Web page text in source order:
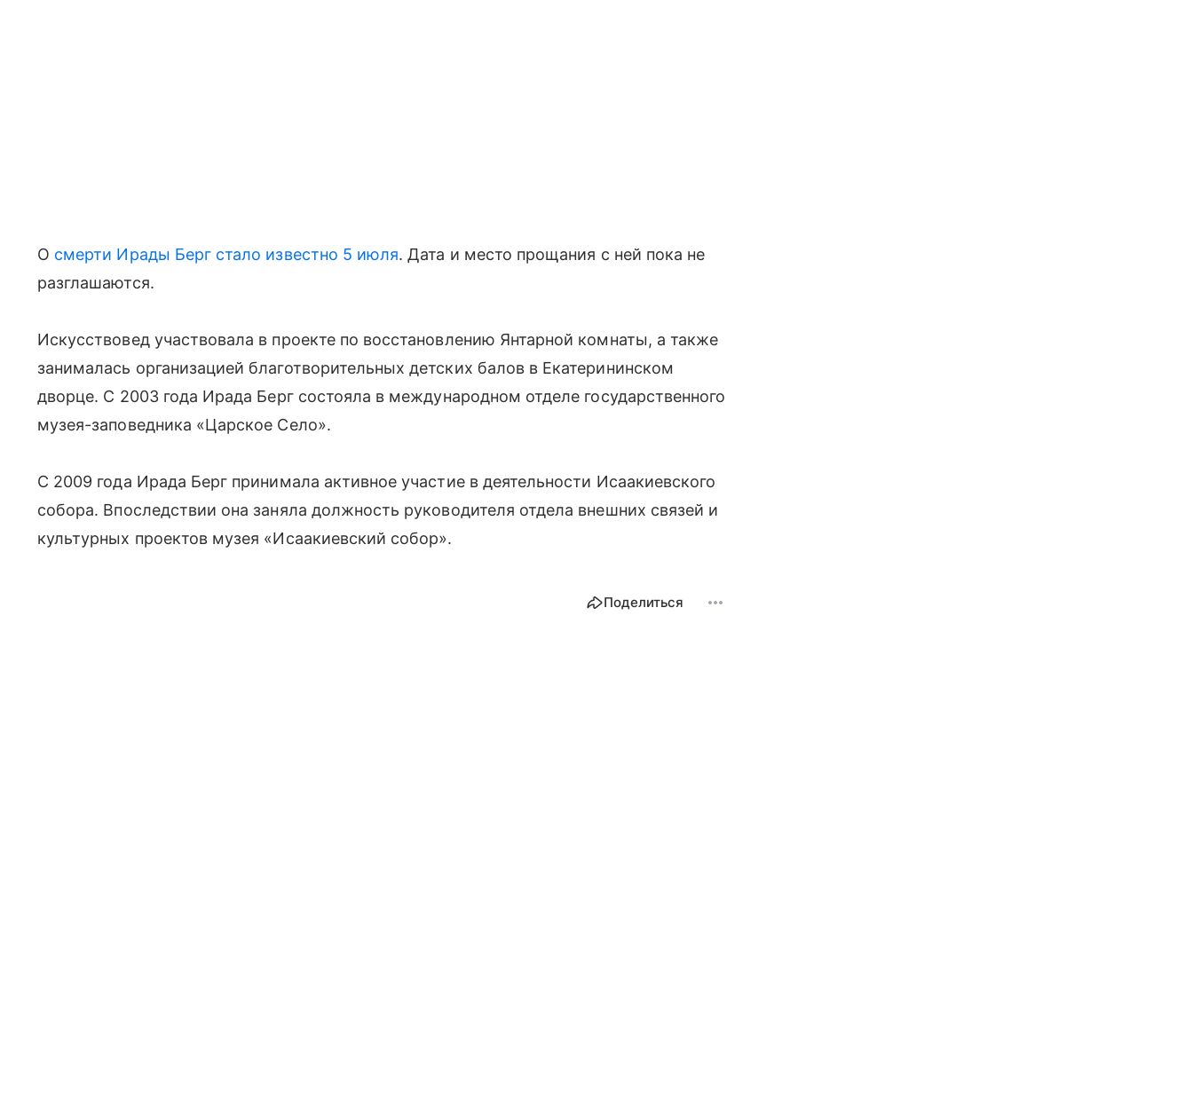
О смерти Ирады Берг стало известно 5 июля. Дата и место прощания с ней пока не
разглашаются.
Искусствовед участвовала в проекте по восстановлению Янтарной комнаты, а также
занималась организацией благотворительных детских балов в Екатерининском
дворце. С 2003 года Ирада Берг состояла в международном отделе государственного
музея-заповедника «Царское Село».
С 2009 года Ирада Берг принимала активное участие в деятельности Исаакиевского
собора. Впоследствии она заняла должность руководителя отдела внешних связей и
культурных проектов музея «Исаакиевский собор».
Поделиться